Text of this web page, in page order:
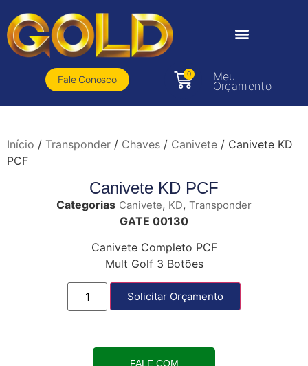
Fale Conosco
0 Meu
Orçamento
Início / Transponder / Chaves / Canivete / Canivete KD
PCF
Canivete KD PCF
Categorias Canivete, KD, Transponder
GATE 00130
Canivete Completo PCF
Mult Golf 3 Botões
Solicitar Orçamento
FALE COM